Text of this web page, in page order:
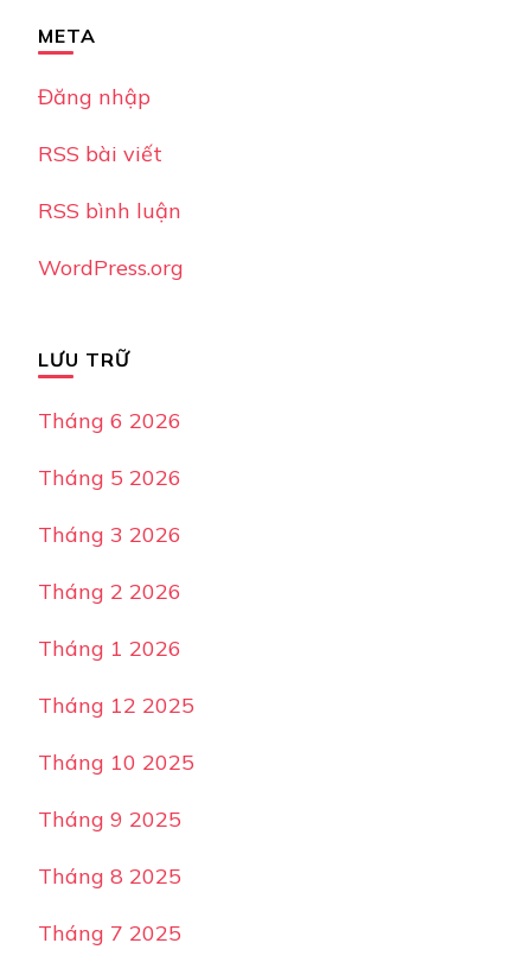
META
Đăng nhập
RSS bài viết
RSS bình luận
WordPress.org
LƯU TRỮ
Tháng 6 2026
Tháng 5 2026
Tháng 3 2026
Tháng 2 2026
Tháng 1 2026
Tháng 12 2025
Tháng 10 2025
Tháng 9 2025
Tháng 8 2025
Tháng 7 2025